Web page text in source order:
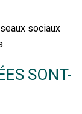
sociaux
SONT-